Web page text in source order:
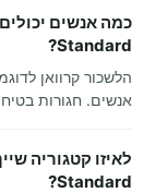
Standard?
אנשים. חגורות בטיחות
Standard?